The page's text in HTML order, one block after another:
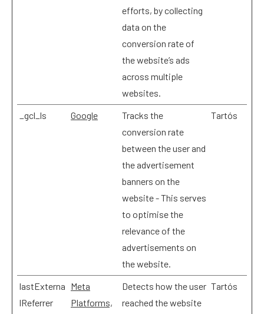
efforts, by collecting
data on the
conversion rate of
the website’s ads
across multiple
websites.
_gcl_ls Google
Tracks the
conversion rate
between the user and
the advertisement
banners on the
website - This serves
to optimise the
relevance of the
advertisements on
the website.
Tartós
lastExterna
lReferrer
Meta
Platforms,
Detects how the user
reached the website
Tartós